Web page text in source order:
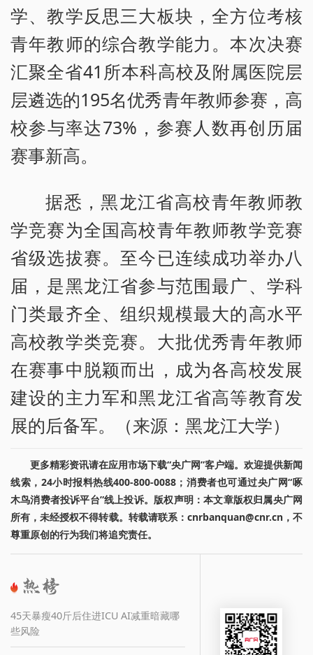
学、教学反思三大板块，全方位考核
青年教师的综合教学能力。本次决赛
汇聚全省41所本科高校及附属医院层
层遴选的195名优秀青年教师参赛，高
校参与率达73%，参赛人数再创历届
赛事新高。
据悉，黑龙江省高校青年教师教
学竞赛为全国高校青年教师教学竞赛
省级选拔赛。至今已连续成功举办八
届，是黑龙江省参与范围最广、学科
门类最齐全、组织规模最大的高水平
高校教学类竞赛。大批优秀青年教师
在赛事中脱颖而出，成为各高校发展
建设的主力军和黑龙江省高等教育发
展的后备军。（来源：黑龙江大学）
更多精彩资讯请在应用市场下载“央广网”客户端。欢迎提供新闻
线索，24小时报料热线400-800-0088；消费者也可通过央广网“啄
木鸟消费者投诉平台”线上投诉。版权声明：本文章版权归属央广网
所有，未经授权不得转载。转载请联系：cnrbanquan@cnr.cn，不
尊重原创的行为我们将追究责任。
45天暴瘦40斤后住进ICU AI减重暗藏哪
些风险